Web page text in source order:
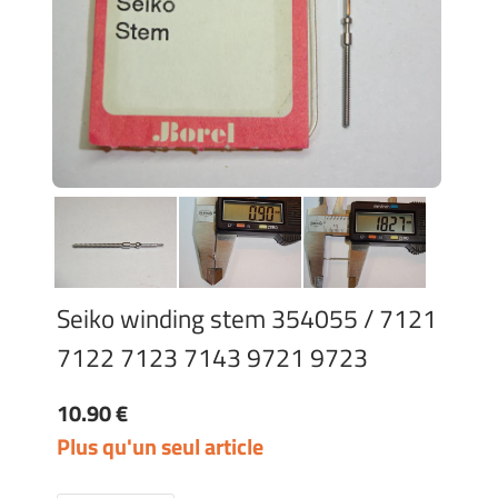
Seiko winding stem 354055 / 7121
7122 7123 7143 9721 9723
10.90 €
Plus qu'un seul article